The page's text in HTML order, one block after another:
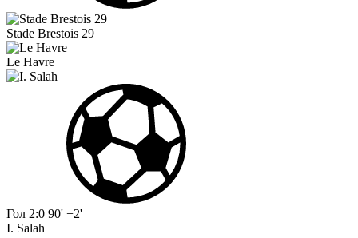
Stade Brestois 29
Le Havre
Гол 2:0 90' +2'
I. Salah